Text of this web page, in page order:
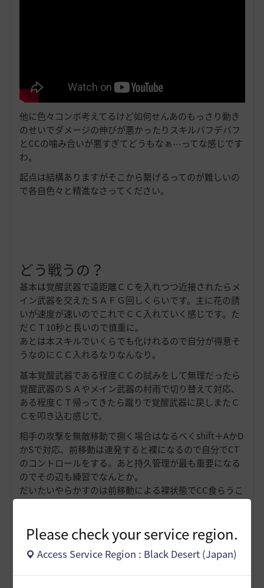
Please check your service region.
Access Service Region : Black Desert (Japan)
他に色々コンボ考えてるけど如何せんあのもっさり動き
のせいでダメージの伸びが悪かったりスキルバフデバフ
とCCの噛み合いが悪すぎてどうもなぁ⋯ってな感じです
わ。
起点は結構ありますがそこから繋げるってのが難しいの
で各自色々と精進なさってください。
どう戦うの？
基本は覚醒武器で遠距離ＣＣを入れつつ近接されたらメ
イン武器を交えたＳＡＦＧ回しくらいです。主に花の誘
いが速度が速いのでこれでＣＣ入れていく感じです。た
だＣＴ10秒と長いので慎重に。
あとは本スキルでいくらでも化けれるので自分が得意そ
うなのにＣＣ入れるなりなんなり。
基本覚醒武器である程度ＣＣの試みをして無理だったら
覚醒武器のＳＡやメイン武器の村雨で切り替えて対応、
ある程度ＣＴ帰ってきたら蹴りで覚醒武器に戻しまたＣ
Ｃを叩き込む感じで。
相手の攻撃を無敵移動で捌く場合はなるべくshift＋AかD
かSで対応、前移動は連発すると裸になるので自分でCT
のコントロールをする。あと持久管理が最も重要になる
のでその辺も練習でなんとか。
だいたいやらかすのは前移動による裸状態でCC食らうこ
とですかね。MOB狩りで相手との距離を詰めたい時とか
相手の攻撃を捌いたりＣＣを叩き込むには相手の職性能
や立ち回りを知らないと無理なのでその辺勉強しつつ操
作練習したほうがいいです。